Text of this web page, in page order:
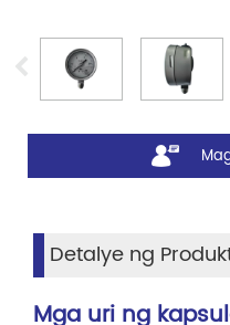
Detalye ng
Mga uri ng